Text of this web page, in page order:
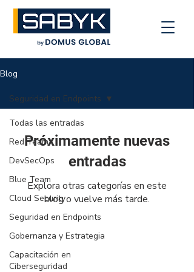
Blog
Todas las entradas
Red Team
DevSecOps
Blue Team
Cloud Security
Seguridad en Endpoints
Gobernanza y Estrategia
Capacitación en
Ciberseguridad
Seguridad en Endpoints
Próximamente nuevas
entradas
Explora otras categorías en este
blog o vuelve más tarde.